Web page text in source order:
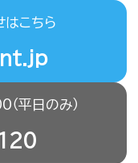
はこちら
平日のみ）